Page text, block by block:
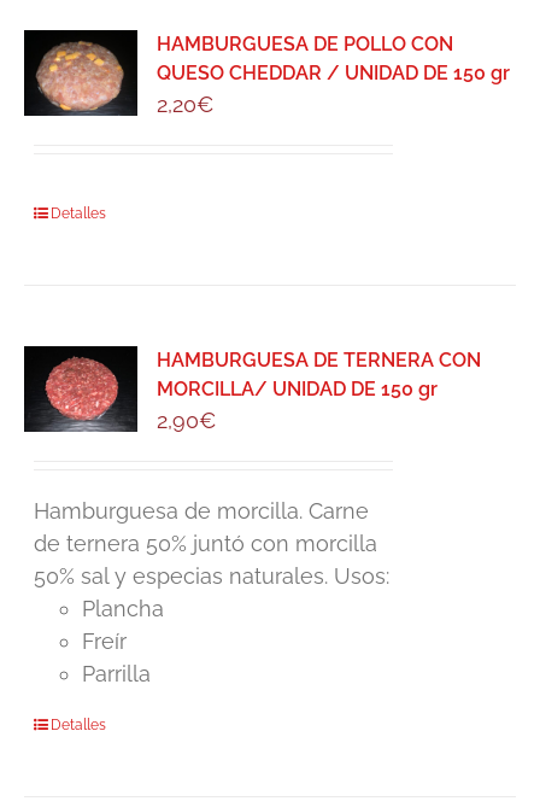
HAMBURGUESA DE POLLO CON
QUESO CHEDDAR / UNIDAD DE 150 gr
2,20€
Detalles
HAMBURGUESA DE TERNERA CON
MORCILLA/ UNIDAD DE 150 gr
2,90€
Hamburguesa de morcilla. Carne
de ternera 50% juntó con morcilla
50% sal y especias naturales. Usos:
Plancha
Freír
Parrilla
Detalles